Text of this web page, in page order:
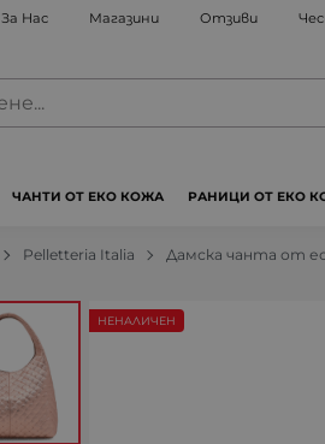
За Нас Магазини Отзиви
ЧАНТИ ОТ ЕКО КОЖА РАНИЦИ ОТ ЕКО
Pelletteria Italia Дамска чанта от
НЕНАЛИЧЕН